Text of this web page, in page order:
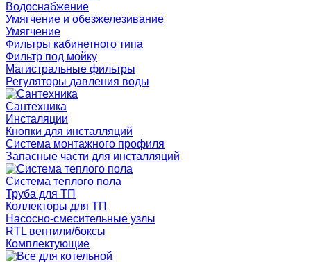
Водоснабжение
Умягчение и обезжелезивание
Умягчение
Фильтры кабинетного типа
Фильтр под мойку
Магистральные фильтры
Регуляторы давления воды
Сантехника
Инсталяции
Кнопки для инсталляций
Система монтажного профиля
Запасные части для инсталляций
Система теплого пола
Труба для ТП
Коллекторы для ТП
Насосно-смесительные узлы
RTL вентили/боксы
Комплектующие